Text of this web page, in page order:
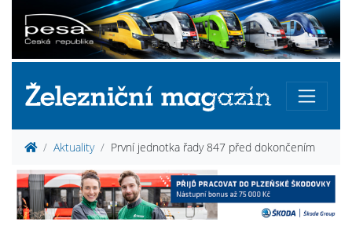
Aktuality První jednotka řady 847 před dokončením